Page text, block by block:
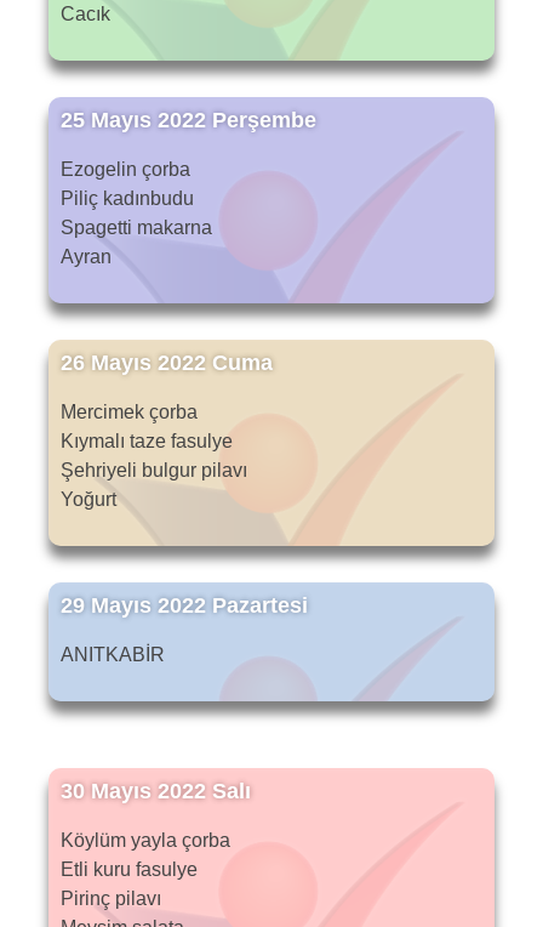
Cacık
25 Mayıs 2022 Perşembe
Ezogelin çorba
Piliç kadınbudu
Spagetti makarna
Ayran
26 Mayıs 2022 Cuma
Mercimek çorba
Kıymalı taze fasulye
Şehriyeli bulgur pilavı
Yoğurt
29 Mayıs 2022 Pazartesi
ANITKABİR
30 Mayıs 2022 Salı
Köylüm yayla çorba
Etli kuru fasulye
Pirinç pilavı